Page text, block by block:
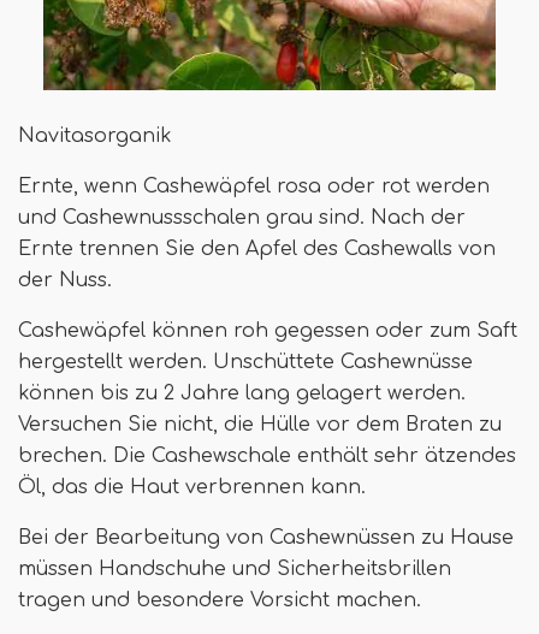
Navitasorganik
Ernte, wenn Cashewäpfel rosa oder rot werden
und Cashewnussschalen grau sind. Nach der
Ernte trennen Sie den Apfel des Cashewalls von
der Nuss.
Cashewäpfel können roh gegessen oder zum Saft
hergestellt werden. Unschüttete Cashewnüsse
können bis zu 2 Jahre lang gelagert werden.
Versuchen Sie nicht, die Hülle vor dem Braten zu
brechen. Die Cashewschale enthält sehr ätzendes
Öl, das die Haut verbrennen kann.
Bei der Bearbeitung von Cashewnüssen zu Hause
müssen Handschuhe und Sicherheitsbrillen
tragen und besondere Vorsicht machen.